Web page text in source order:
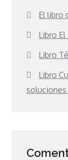
El libro
Libro
Libro
Libro